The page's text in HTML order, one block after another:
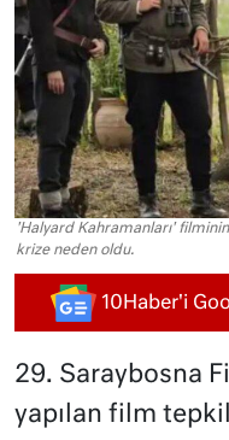
'Halyard Kahramanları'
krize neden oldu.
10Haber'i
29. Saraybosna
yapılan film